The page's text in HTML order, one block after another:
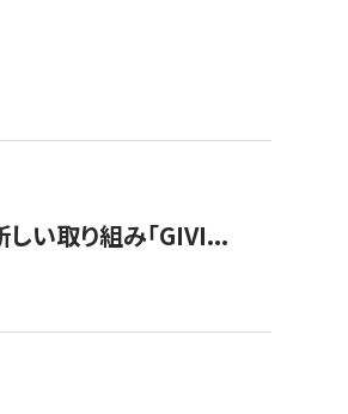
い取り組み「GIVI...